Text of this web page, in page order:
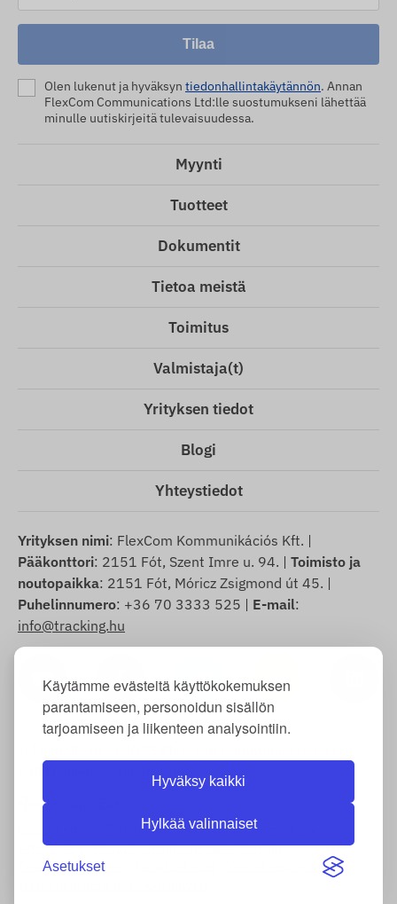
Käytämme evästeitä käyttökokemuksen
parantamiseen, personoidun sisällön
tarjoamiseen ja liikenteen analysointiin.
Hyväksy kaikki
Hylkää valinnaiset
Asetukset
Tilaa
Olen lukenut ja hyväksyn tiedonhallintakäytännön. Annan
FlexCom Communications Ltd:lle suostumukseni lähettää
minulle uutiskirjeitä tulevaisuudessa.
Myynti
Tuotteet
Dokumentit
Tietoa meistä
Toimitus
Valmistaja(t)
Yrityksen tiedot
Blogi
Yhteystiedot
Yrityksen nimi: FlexCom Kommunikációs Kft. |
Pääkonttori: 2151 Fót, Szent Imre u. 94. | Toimisto ja
noutopaikka: 2151 Fót, Móricz Zsigmond út 45. |
Puhelinnumero: +36 70 3333 525 | E-mail:
info@tracking.hu
Kaikki oikeudet pidätetään.
Palautuskäytäntö-Impressum
virhevastuu-Peruutusilmoituslomakkeen malli-
Peruuttamisoikeus
Yleiset sopimusehdot